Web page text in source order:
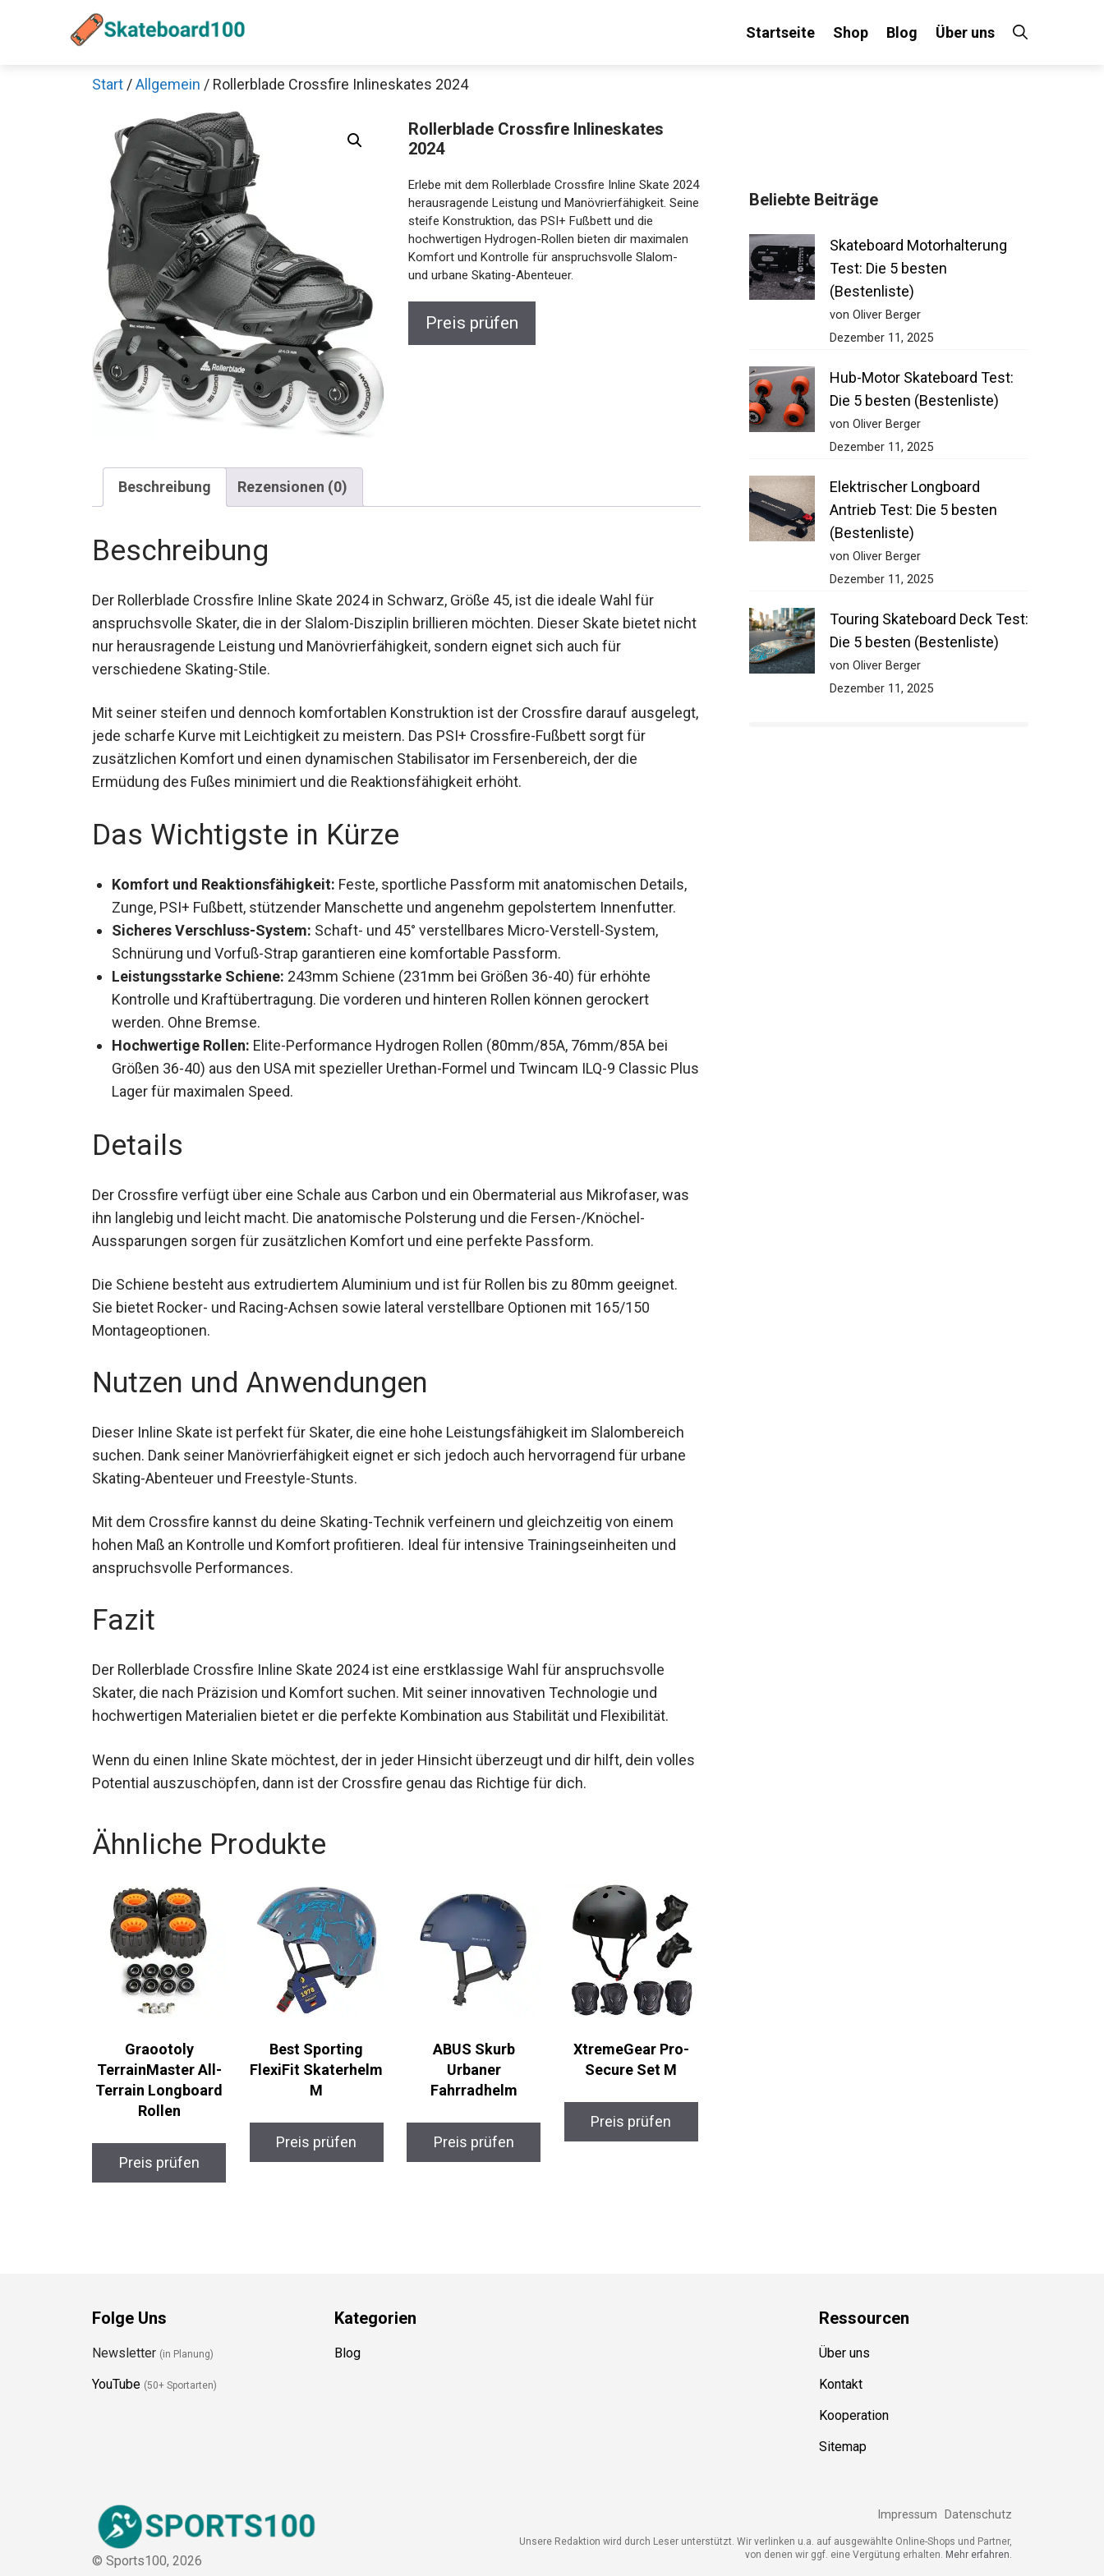
Startseite Shop Blog Über uns
Start /Allgemein / Rollerblade Crossfire Inlineskates 2024
Rollerblade Crossfire Inlineskates
2024
Erlebe mit dem Rollerblade Crossfire Inline Skate
2024 herausragende Leistung und Manövrierfähigkeit.
Seine steife Konstruktion, das PSI+ Fußbett und die
hochwertigen Hydrogen-Rollen bieten dir maximalen
Komfort und Kontrolle für anspruchsvolle Slalom-
und urbane Skating-Abenteuer.
Preis prüfen
Beschreibung Rezensionen (0)
Beschreibung
Der Rollerblade Crossfire Inline Skate 2024 in Schwarz, Größe 45, ist die ideale Wahl für
anspruchsvolle Skater, die in der Slalom-Disziplin brillieren möchten. Dieser Skate bietet
nicht nur herausragende Leistung und Manövrierfähigkeit, sondern eignet sich auch für
verschiedene Skating-Stile.
Mit seiner steifen und dennoch komfortablen Konstruktion ist der Crossfire darauf
ausgelegt, jede scharfe Kurve mit Leichtigkeit zu meistern. Das PSI+ Crossfire-Fußbett
sorgt für zusätzlichen Komfort und einen dynamischen Stabilisator im Fersenbereich, der
die Ermüdung des Fußes minimiert und die Reaktionsfähigkeit erhöht.
Das Wichtigste in Kürze
Komfort und Reaktionsfähigkeit: Feste, sportliche Passform mit anatomischen Details,
Zunge, PSI+ Fußbett, stützender Manschette und angenehm gepolstertem Innenfutter.
Sicheres Verschluss-System: Schaft- und 45° verstellbares Micro-Verstell-System,
Schnürung und Vorfuß-Strap garantieren eine komfortable Passform.
Leistungsstarke Schiene: 243mm Schiene (231mm bei Größen 36-40) für erhöhte
Kontrolle und Kraftübertragung. Die vorderen und hinteren Rollen können gerockert
werden. Ohne Bremse.
Hochwertige Rollen: Elite-Performance Hydrogen Rollen (80mm/85A, 76mm/85A bei
Größen 36-40) aus den USA mit spezieller Urethan-Formel und Twincam ILQ-9 Classic
Plus Lager für maximalen Speed.
Details
Der Crossfire verfügt über eine Schale aus Carbon und ein Obermaterial aus Mikrofaser, was
ihn langlebig und leicht macht. Die anatomische Polsterung und die Fersen-/Knöchel-
Aussparungen sorgen für zusätzlichen Komfort und eine perfekte Passform.
Die Schiene besteht aus extrudiertem Aluminium und ist für Rollen bis zu 80mm geeignet.
Sie bietet Rocker- und Racing-Achsen sowie lateral verstellbare Optionen mit 165/150
Montageoptionen.
Nutzen und Anwendungen
Dieser Inline Skate ist perfekt für Skater, die eine hohe Leistungsfähigkeit im Slalombereich
suchen. Dank seiner Manövrierfähigkeit eignet er sich jedoch auch hervorragend für urbane
Skating-Abenteuer und Freestyle-Stunts.
Mit dem Crossfire kannst du deine Skating-Technik verfeinern und gleichzeitig von einem
hohen Maß an Kontrolle und Komfort profitieren. Ideal für intensive Trainingseinheiten und
anspruchsvolle Performances.
Fazit
Der Rollerblade Crossfire Inline Skate 2024 ist eine erstklassige Wahl für anspruchsvolle
Skater, die nach Präzision und Komfort suchen. Mit seiner innovativen Technologie und
hochwertigen Materialien bietet er die perfekte Kombination aus Stabilität und Flexibilität.
Wenn du einen Inline Skate möchtest, der in jeder Hinsicht überzeugt und dir hilft, dein
volles Potential auszuschöpfen, dann ist der Crossfire genau das Richtige für dich.
Ähnliche Produkte
Graootoly
TerrainMaster All-
Terrain Longboard
Rollen
Preis prüfen
Best Sporting
FlexiFit
Skaterhelm M
Preis prüfen
ABUS Skurb
Urbaner
Fahrradhelm
Preis prüfen
XtremeGear Pro-
Secure Set M
Preis prüfen
Beliebte Beiträge
Skateboard Motorhalterung
Test: Die 5 besten
(Bestenliste)
von Oliver Berger
Dezember 11, 2025
Hub-Motor Skateboard Test:
Die 5 besten (Bestenliste)
von Oliver Berger
Dezember 11, 2025
Elektrischer Longboard
Antrieb Test: Die 5 besten
(Bestenliste)
von Oliver Berger
Dezember 11, 2025
Touring Skateboard Deck
Test: Die 5 besten
(Bestenliste)
von Oliver Berger
Folge Uns
Newsletter (in Planung)
YouTube (50+ Sportarten)
Kategorien
Blog
Ressourcen
Über uns
Kontakt
Kooperation
Sitemap
© Sports100, 2026
Impressum Datenschutz
Unsere Redaktion wird durch Leser unterstützt. Wir verlinken u.a. auf ausgewählte Online-Shops und Partner,
von denen wir ggf. eine Vergütung erhalten.Mehr erfahren.
Jetzt anschauen